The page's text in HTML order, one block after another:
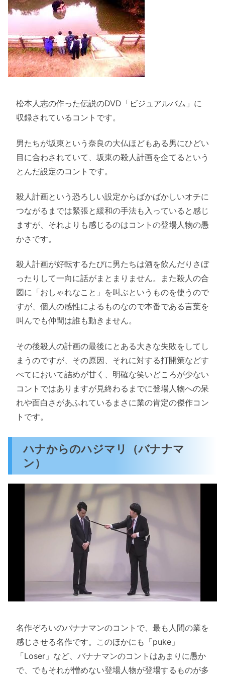
松本人志の作った伝説のDVD「ビジュアルバム」に
収録されているコントです。
男たちが坂東という奈良の大仏ほどもある男にひどい
目に合わされていて、坂東の殺人計画を企てるという
とんだ設定のコントです。
殺人計画という恐ろしい設定からばかばかしいオチに
つながるまでは緊張と緩和の手法も入っていると感じ
ますが、それよりも感じるのはコントの登場人物の愚
かさです。
殺人計画が好転するたびに男たちは酒を飲んだりさぼ
ったりして一向に話がまとまりません。また殺人の合
図に「おしゃれなこと」を叫ぶというものを使うので
すが、個人の感性によるものなので本番である言葉を
叫んでも仲間は誰も動きません。
その後殺人の計画の最後にとある大きな失敗をしてし
まうのですが、その原因、それに対する打開策などす
べてにおいて詰めが甘く、明確な笑いどころが少ない
コントではありますが見終わるまでに登場人物への呆
れや面白さがあふれているまさに業の肯定の傑作コン
トです。
ハナからのハジマリ（バナナマ
ン）
名作ぞろいのバナナマンのコントで、最も人間の業を
感じさせる名作です。このほかにも「puke」
「Loser」など、バナナマンのコントはあまりに愚か
で、でもそれが憎めない登場人物が登場するものが多